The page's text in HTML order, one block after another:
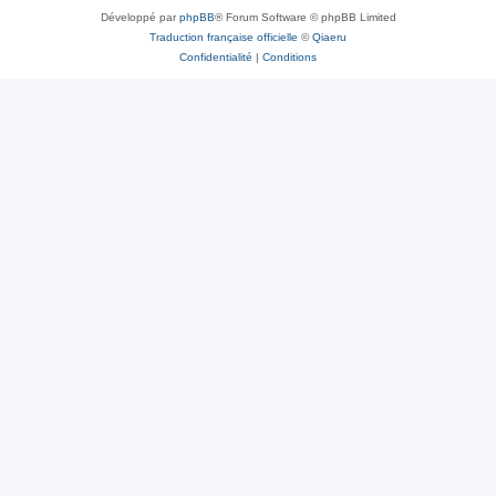
Développé parphpBB® Forum Software © phpBB Limited
Traduction française officielle ©Qiaeru
Confidentialité | Conditions